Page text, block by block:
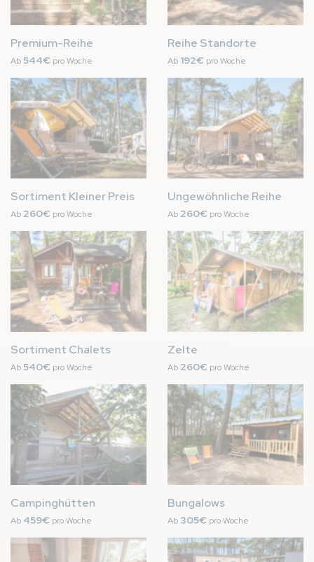
Premium-Reihe
Ab544€ pro Woche
Reihe Standorte
Ab 192€ pro Woche
Bild
Sortiment Kleiner Preis
Ab 260€ pro Woche
Bild
Ungewöhnliche Reihe
Ab 260€ pro Woche
Bild
Sortiment Chalets
Ab540€ pro Woche
Bild
Zelte
Ab 260€ pro Woche
Bild
Campinghütten
Ab 459€ pro Woche
Bild
Bungalows
Ab 305€ pro Woche
Bild Bild